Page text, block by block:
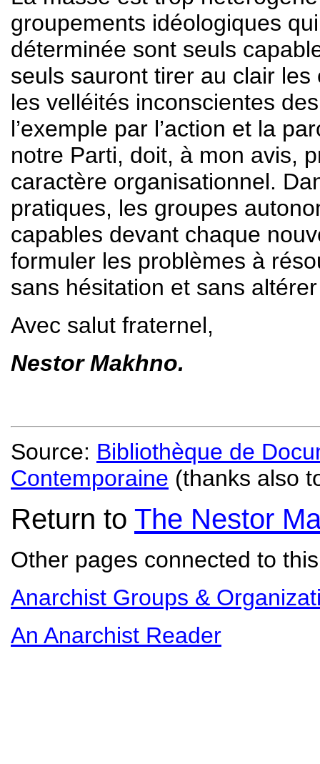
groupements idéologiques
déterminée sont seuls
seuls sauront tirer au clair
les velléités inconscientes
l’exemple par l’action et la
notre Parti, doit, à mon avis,
caractère organisationnel.
pratiques, les groupes
capables devant chaque
formuler les problèmes à
sans hésitation et sans
Avec salut fraternel,
Nestor Makhno.
Source: Bibliothèque de
Contemporaine (thanks also
Return to The Nestor
Other pages connected to
Anarchist Groups &
An Anarchist Reader